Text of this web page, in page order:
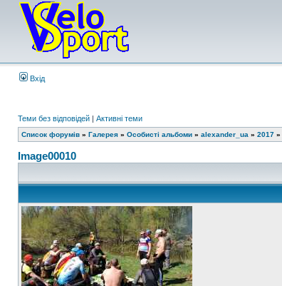
Вхід
Теми без відповідей | Активні теми
Список форумів » Галерея » Особисті альбоми » alexander_ua » 2017 »
Image00010